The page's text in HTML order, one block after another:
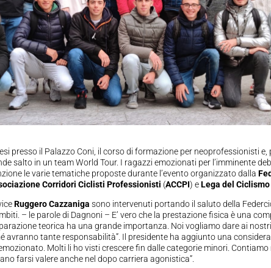
presso il Palazzo Coni, il corso di formazione per neoprofessionisti e,
salto in un team World Tour. I ragazzi emozionati per l’imminente
le varie tematiche proposte durante l’evento organizzato dalla
Corridori Ciclisti Professionisti (ACCPI) eLega del
Ruggero Cazzanigasono intervenuti portando il saluto della
– le parole di Dagnoni – E’ vero che la prestazione fisica è una
teorica ha una grande importanza. Noi vogliamo dare ai
avranno tante responsabilità”. Il presidente ha aggiunto una
Molti li ho visti crescere fin dalle categorie minori. Contiamo
farsi valere anche nel dopo carriera agonistica”.